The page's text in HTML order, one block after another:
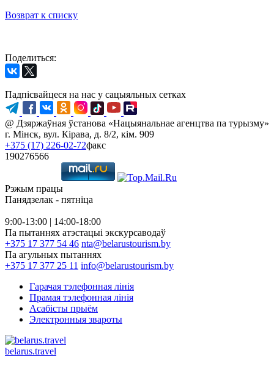
Возврат к списку
Поделиться:
Падпісвайцеся на нас у сацыяльных сетках
@ Дзяржаўная ўстанова «Нацыянальнае агенцтва па турызму»
г. Мінск, вул. Кірава, д. 8/2, кім. 909
+375 (17) 226-02-72факс
190276566
Рэжым працы
Панядзелак - пятніца
9:00-13:00 | 14:00-18:00
Па пытаннях атэстацыі экскурсаводаў
+375 17 377 54 46 nta@belarustourism.by
Па агульных пытаннях
+375 17 377 25 11 info@belarustourism.by
Гарачая тэлефонная лінія
Прамая тэлефонная лінія
Асабісты прыём
Электронныя звароты
belarus.travel